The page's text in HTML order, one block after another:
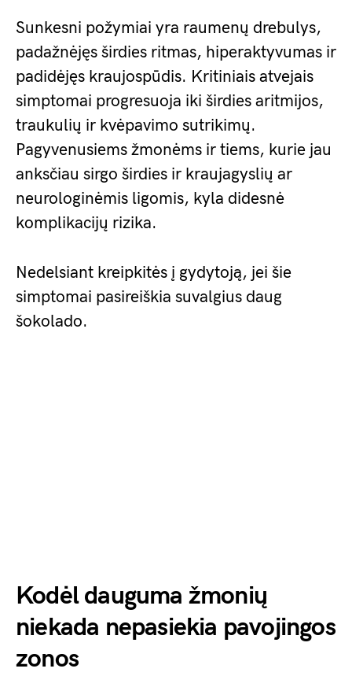
Sunkesni požymiai yra raumenų drebulys,
padažnėjęs širdies ritmas, hiperaktyvumas ir
padidėjęs kraujospūdis. Kritiniais atvejais
simptomai progresuoja iki širdies aritmijos,
traukulių ir kvėpavimo sutrikimų.
Pagyvenusiems žmonėms ir tiems, kurie jau
anksčiau sirgo širdies ir kraujagyslių ar
neurologinėmis ligomis, kyla didesnė
komplikacijų rizika.
Nedelsiant kreipkitės į gydytoją, jei šie
simptomai pasireiškia suvalgius daug
šokolado.
Kodėl dauguma žmonių
niekada nepasiekia pavojingos
zonos